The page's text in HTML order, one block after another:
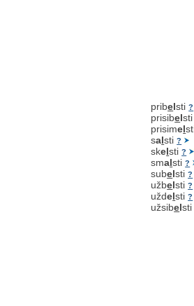
pribelsti?
prisibel
prisimel
salsti?
skelsti?
smalsti?
subelsti?
užbelsti?
uždelsti?
užsibel